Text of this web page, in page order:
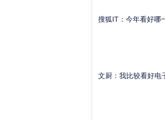
搜狐IT：今年看好哪
文厨：我比较看好电